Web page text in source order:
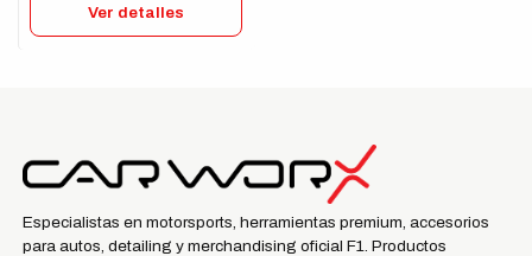
Ver detalles
Especialistas en motorsports, herramientas premium, accesorios
para autos, detailing y merchandising oficial F1. Productos